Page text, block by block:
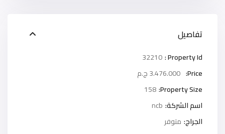
تفاصيل
Property Id :
32210
Price: 3.476.000 ج.م
Property Size:
158
اسم الشركة: ncb
الجراج: متوفر